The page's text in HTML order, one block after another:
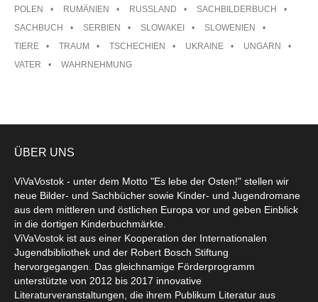
POLEN
RUMÄNIEN RUSSLAND
SACHBILDERBUCH
SACHBUCH
SERBIEN SLOWAKEI
SLOWENIEN
TIERE
TRAUM TSCHECHIEN UKRAINE
UNGARN
VATER
WAHRNEHMUNG
ÜBER UNS
ViVaVostok - unter dem Motto "Es lebe der Osten!" stellen wir
neue Bilder- und Sachbücher sowie Kinder- und Jugendromane
aus dem mittleren und östlichen Europa vor und geben Einblick
in die dortigen Kinderbuchmärkte.
ViVaVostok ist aus einer Kooperation der Internationalen
Jugendbibliothek und der Robert Bosch Stiftung
hervorgegangen. Das gleichnamige Förderprogramm
unterstützte von 2012 bis 2017 innovative
Literaturveranstaltungen, die ihrem Publikum Literatur aus